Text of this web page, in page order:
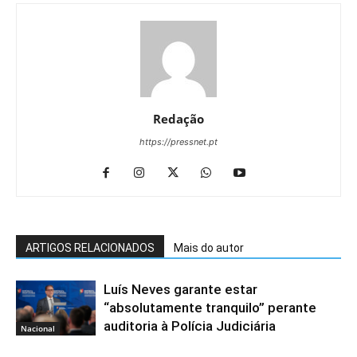
Redação
https://pressnet.pt
ARTIGOS RELACIONADOS Mais do autor
Nacional
Luís Neves garante estar
“absolutamente tranquilo” perante
auditoria à Polícia Judiciária